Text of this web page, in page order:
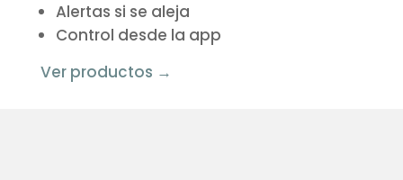
Alertas si se aleja
Control desde la app
Ver productos →